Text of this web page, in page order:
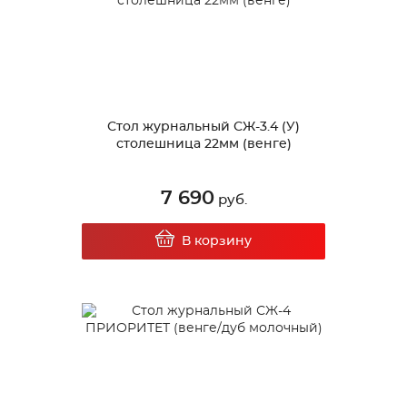
Стол журнальный СЖ-3.4 (У)
столешница 22мм (венге)
7 690руб.
В корзину